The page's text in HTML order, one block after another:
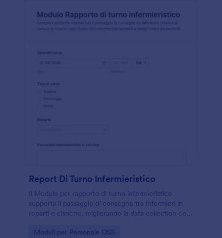
Report Di Turno Infermieristico
Il Modulo per rapporto di turno infermieristico
supporta il passaggio di consegne tra infermieri in
reparti e cliniche, migliorando la data collection con
invio del modulo.
Go to Category:
Moduli per Personale OSS